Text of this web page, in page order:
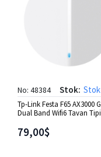
No: 48384 Stok:
Tp-Link Festa F65 AX3000
Dual Band Wifi6 Tavan Tipi
79,00$